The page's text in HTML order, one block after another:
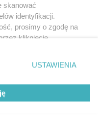
skanować
identyfikacji.
prosimy o zgodę na
kliknięcie
ustawień prywatności
strony
wymagają zgody
się takiemu
zastosowanie tylko
USTAWIENIA